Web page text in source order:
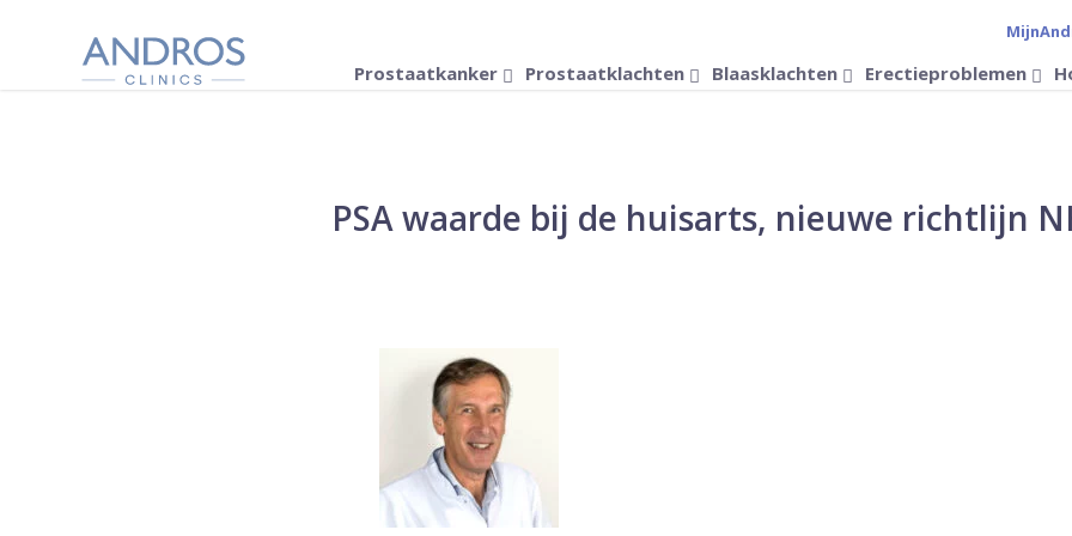
Prostaatkanker Prostaatklachten Blaasklachten Erectieproblemen
PSA waarde bij de huisarts, nieuwe richtlijn